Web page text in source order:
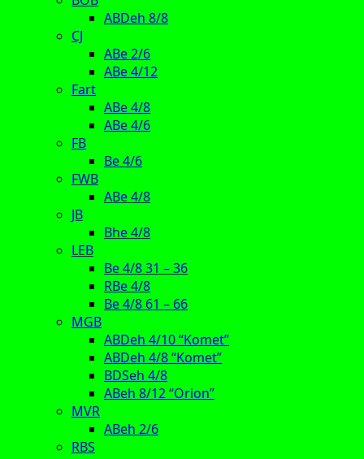
ABDeh 8/8
CJ
ABe 2/6
ABe 4/12
Fart
ABe 4/8
ABe 4/6
FB
Be 4/6
FWB
ABe 4/8
JB
Bhe 4/8
LEB
Be 4/8 31 – 36
RBe 4/8
Be 4/8 61 – 66
MGB
ABDeh 4/10 “Komet”
ABDeh 4/8 “Komet”
BDSeh 4/8
ABeh 8/12 “Orion”
MVR
ABeh 2/6
RBS